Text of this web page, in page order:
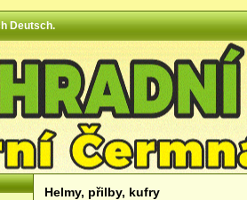
Deutsch.
Helmy, přilby, kufry